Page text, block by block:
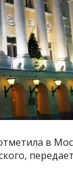
в